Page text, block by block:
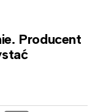
Producent